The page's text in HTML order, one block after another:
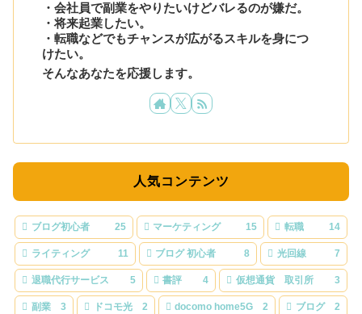
・会社員で副業をやりたいけどバレるのが嫌だ。
・将来起業したい。
・転職などでもチャンスが広がるスキルを身につ
けたい。
そんなあなたを応援します。
人気コンテンツ
ブログ初心者 25 マーケティング 15 転職 14
ライティング 11 ブログ 初心者 8 光回線 7
退職代行サービス 5 書評 4 仮想通貨 取引所 3
副業 3 ドコモ光 2 docomo home5G 2 ブログ 2